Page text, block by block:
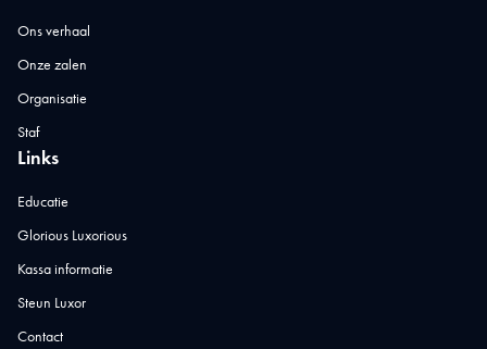
Ons verhaal
Onze zalen
Organisatie
Staf
Links
Educatie
Glorious Luxorious
Kassa informatie
Steun Luxor
Contact